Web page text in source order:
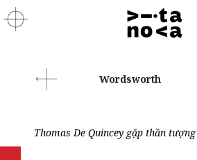
Wordsworth
Thomas De Quincey gặp thần tượng